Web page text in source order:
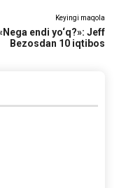
Keyingi maqola
endi yo‘q?»: Jeff
Bezosdan 10 iqtibos